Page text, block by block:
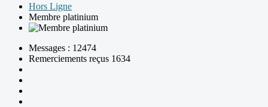
Hors Ligne
Membre platinium
Messages : 12474
Remerciements reçus 1634